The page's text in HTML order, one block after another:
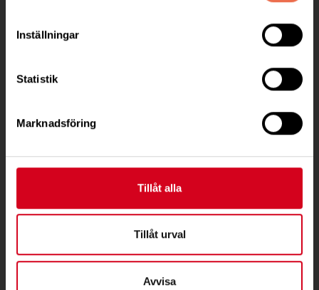
Inställningar
Statistik
Marknadsföring
Tillåt alla
Tillåt urval
Avvisa
Ågatan 12 C, 172 62 Sundbyberg
171 04 Solna
info@neuro.se
PG 90 10 07-5 | BG 901-0075 | Swishgåva 90 100